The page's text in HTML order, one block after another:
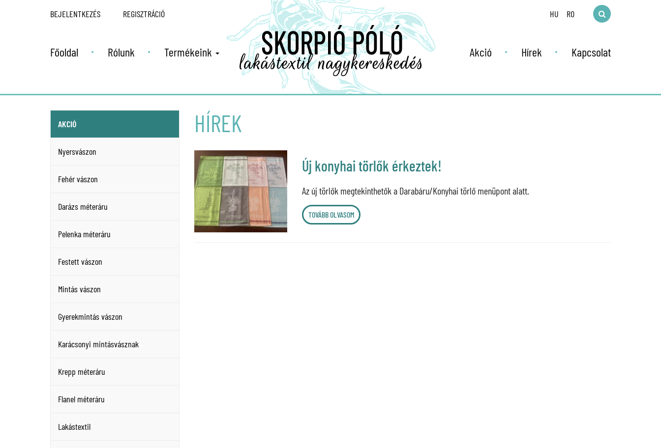
BEJELENTKEZÉS REGISZTRÁCIÓ HU RO
Főoldal Rólunk Termékeink Akció Hírek Kapcsolat
AKCIÓ
Nyersvászon
Fehér vászon
Darázs méteráru
Pelenka méteráru
Festett vászon
Mintás vászon
Gyerekmintás vászon
Karácsonyi mintásvásznak
Krepp méteráru
Flanel méteráru
Lakástextil
HÍREK
Új konyhai törlők érkeztek!
Az új törlők megtekinthetők a Darabáru/Konyhai törlő menüpont alatt.
TOVÁBB OLVASOM